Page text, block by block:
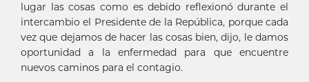
lugar las cosas como es debido reflexionó durante el
intercambio el Presidente de la República, porque cada
vez que dejamos de hacer las cosas bien, dijo, le damos
oportunidad a la enfermedad para que encuentre
nuevos caminos para el contagio.